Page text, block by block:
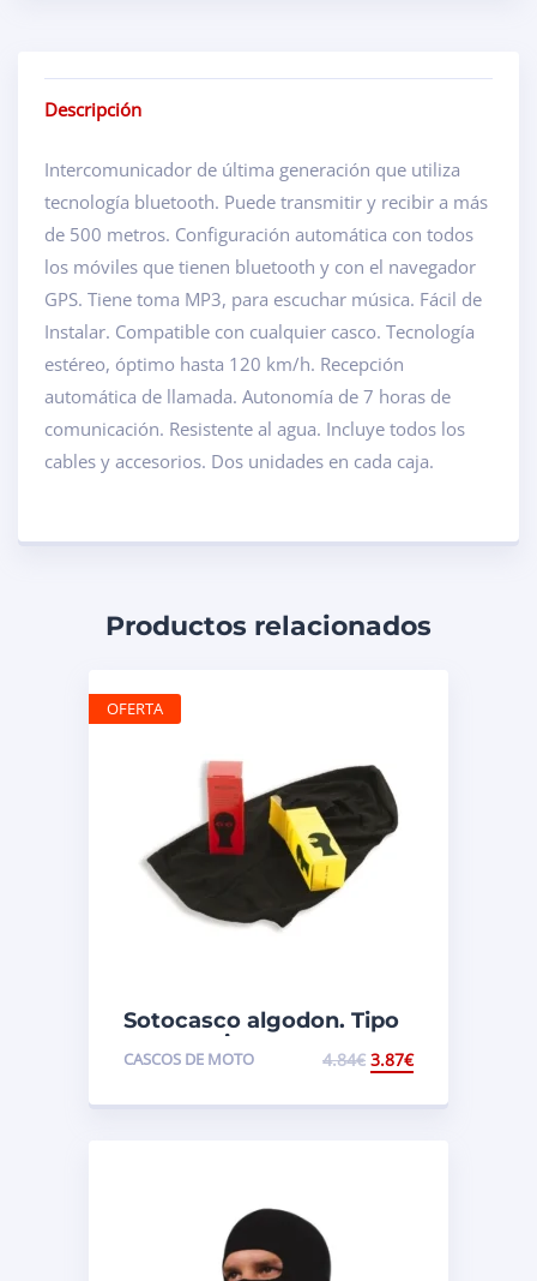
Descripción
Intercomunicador de última generación que utiliza
tecnología bluetooth. Puede transmitir y recibir a más
de 500 metros. Configuración automática con todos
los móviles que tienen bluetooth y con el navegador
GPS. Tiene toma MP3, para escuchar música. Fácil de
Instalar. Compatible con cualquier casco. Tecnología
estéreo, óptimo hasta 120 km/h. Recepción
automática de llamada. Autonomía de 7 horas de
comunicación. Resistente al agua. Incluye todos los
cables y accesorios. Dos unidades en cada caja.
Productos relacionados
Sotocasco algodon. Tipo
panoramico
CASCOS DE MOTO 4.84€ 3.87€
OFERTA